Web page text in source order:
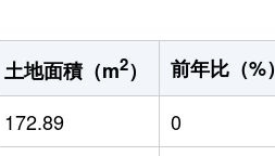
土地面積（m2） 前年比（%）
172.89 0